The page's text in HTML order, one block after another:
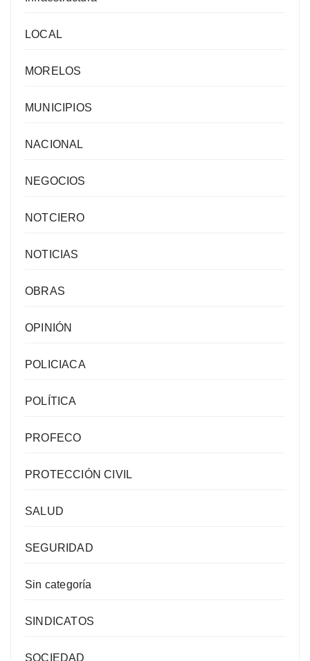
LOCAL
MORELOS
MUNICIPIOS
NACIONAL
NEGOCIOS
NOTCIERO
NOTICIAS
OBRAS
OPINIÓN
POLICIACA
POLÍTICA
PROFECO
PROTECCIÓN CIVIL
SALUD
SEGURIDAD
Sin categoría
SINDICATOS
SOCIEDAD